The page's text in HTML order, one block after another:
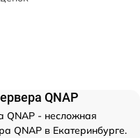
QNAP
QNAP - несложная
QNAP в Екатеринбурге.